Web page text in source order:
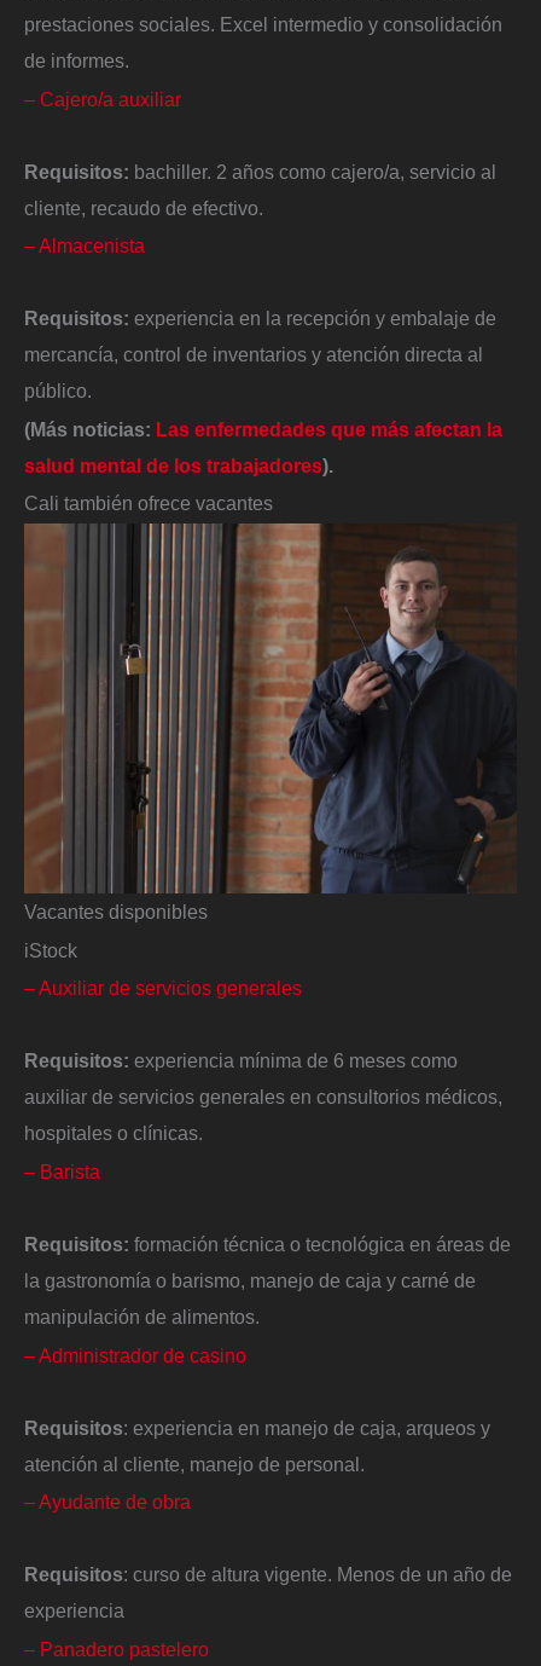
prestaciones sociales. Excel intermedio y consolidación
de informes.
– Cajero/a auxiliar
Requisitos: bachiller. 2 años como cajero/a, servicio al
cliente, recaudo de efectivo.
– Almacenista
Requisitos: experiencia en la recepción y embalaje de
mercancía, control de inventarios y atención directa al
público.
(Más noticias: Las enfermedades que más afectan la
salud mental de los trabajadores).
Cali también ofrece vacantes
Vacantes disponibles
iStock
– Auxiliar de servicios generales
Requisitos: experiencia mínima de 6 meses como
auxiliar de servicios generales en consultorios médicos,
hospitales o clínicas.
– Barista
Requisitos: formación técnica o tecnológica en áreas de
la gastronomía o barismo, manejo de caja y carné de
manipulación de alimentos.
– Administrador de casino
Requisitos: experiencia en manejo de caja, arqueos y
atención al cliente, manejo de personal.
– Ayudante de obra
Requisitos: curso de altura vigente. Menos de un año de
experiencia
– Panadero pastelero